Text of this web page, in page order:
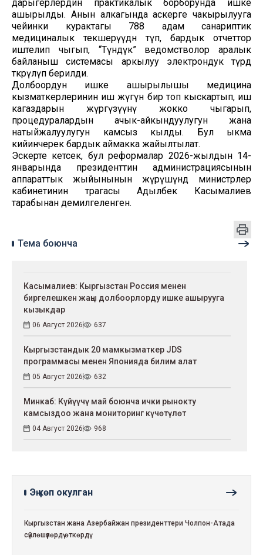
дарыгерлердин практикалык борборунда ишке
ашырылды. Анын алкагында аскерге чакырылууга
чейинки курактагы 788 адам санариптик
медициналык текшерүүдөн өтүп, бардык отчеттор
иштелип чыгып, “Түндүк” ведомстволор аралык
байланыш системасы аркылуу электрондук түрдө
өткөрүлүп берилди.
Долбоордун ишке ашырылышы медицина
кызматкерлеринин иш жүгүн бир топ кыскартып, иш
кагаздарын жүргүзүүнү жокко чыгарып,
процедуралардын ачык-айкындуулугун жана
натыйжалуулугун камсыз кылды. Бул ыкма
кийинчерек бардык аймакка жайылтылат.
Эскерте кетсек, бул реформалар 2026-жылдын 14-
январында президенттин администрациясынын
аппараттык жыйынынын жүрүшүндө министрлер
кабинетинин төрагасы Адылбек Касымалиев
тарабынан демилгеленген.
Тема боюнча
Касымалиев: Кыргызстан Россия менен
биргелешкен жаңы долбоорлорду ишке ашырууга
кызыкдар
06 Август 2026 637
Кыргызстандык 20 мамкызматкер JDS
программасы менен Японияда билим алат
05 Август 2026 632
Минкаб: Күйүүчү май боюнча ички рынокту
камсыздоо жана мониторинг күчөтүлөт
04 Август 2026 968
Эң көп окулган
Кыргызстан жана Азербайжан президенттери Чолпон-Атада
сүйлөшүүлөрдү өткөрдү